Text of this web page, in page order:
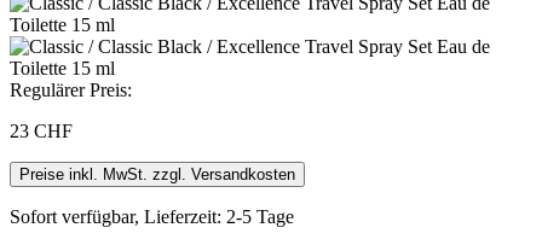
Regulärer Preis:
23 CHF
Preise inkl. MwSt. zzgl. Versandkosten
Sofort verfügbar, Lieferzeit: 2-5 Tage